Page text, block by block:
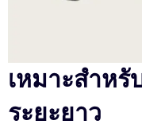
เหมาะสำหรั
ระยะยาว